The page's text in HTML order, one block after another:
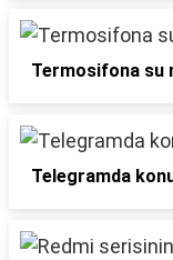
Termosifona su
Telegramda